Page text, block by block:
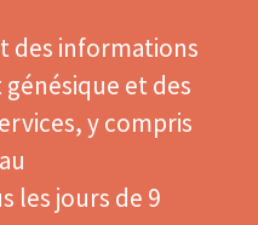
des informations
et des
y compris
les jours de 9